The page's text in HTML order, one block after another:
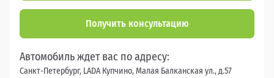
Получить консультацию
Автомобиль ждет вас по адресу:
Санкт-Петербург, LADA Купчино, Малая Балканская ул., д.57